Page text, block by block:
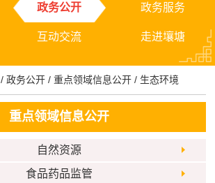
政务公开 政务服务
互动交流 走进壤塘
/政务公开 /重点领域信息公开 / 生态环境
重点领域信息公开
自然资源
食品药品监管